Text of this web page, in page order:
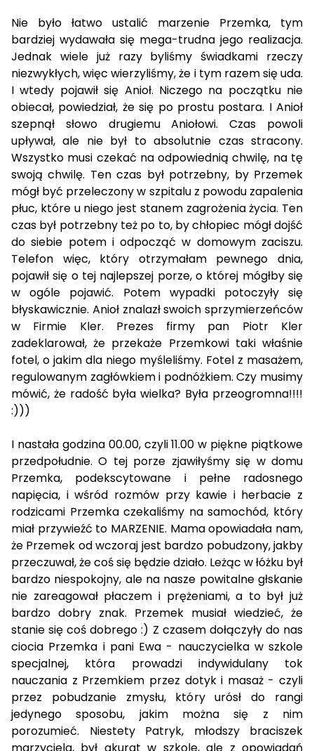
Nie było łatwo ustalić marzenie Przemka, tym
bardziej wydawała się mega-trudna jego realizacja.
Jednak wiele już razy byliśmy świadkami rzeczy
niezwykłych, więc wierzyliśmy, że i tym razem się uda.
I wtedy pojawił się Anioł. Niczego na początku nie
obiecał, powiedział, że się po prostu postara. I Anioł
szepnął słowo drugiemu Aniołowi. Czas powoli
upływał, ale nie był to absolutnie czas stracony.
Wszystko musi czekać na odpowiednią chwilę, na tę
swoją chwilę. Ten czas był potrzebny, by Przemek
mógł być przeleczony w szpitalu z powodu zapalenia
płuc, które u niego jest stanem zagrożenia życia. Ten
czas był potrzebny też po to, by chłopiec mógł dojść
do siebie potem i odpocząć w domowym zaciszu.
Telefon więc, który otrzymałam pewnego dnia,
pojawił się o tej najlepszej porze, o której mógłby się
w ogóle pojawić. Potem wypadki potoczyły się
błyskawicznie. Anioł znalazł swoich sprzymierzeńców
w Firmie Kler. Prezes firmy pan Piotr Kler
zadeklarował, że przekaże Przemkowi taki właśnie
fotel, o jakim dla niego myśleliśmy. Fotel z masażem,
regulowanym zagłówkiem i podnóżkiem. Czy musimy
mówić, że radość była wielka? Była przeogromna!!!!
:)))
I nastała godzina 00.00, czyli 11.00 w piękne piątkowe
przedpołudnie. O tej porze zjawiłyśmy się w domu
Przemka, podekscytowane i pełne radosnego
napięcia, i wśród rozmów przy kawie i herbacie z
rodzicami Przemka czekaliśmy na samochód, który
miał przywieźć to MARZENIE. Mama opowiadała nam,
że Przemek od wczoraj jest bardzo pobudzony, jakby
przeczuwał, że coś się będzie działo. Leżąc w łóżku był
bardzo niespokojny, ale na nasze powitalne głskanie
nie zareagował płaczem i prężeniami, a to był już
bardzo dobry znak. Przemek musiał wiedzieć, że
stanie się coś dobrego :) Z czasem dołączyły do nas
ciocia Przemka i pani Ewa - nauczycielka w szkole
specjalnej, która prowadzi indywidulany tok
nauczania z Przemkiem przez dotyk i masaż - czyli
przez pobudzanie zmysłu, który urósł do rangi
jedynego sposobu, jakim można się z nim
porozumieć. Niestety Patryk, młodszy braciszek